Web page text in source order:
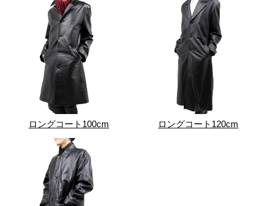
ロングコート100cm ロングコート120cm